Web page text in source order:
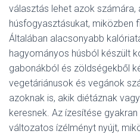
választás lehet azok
húsfogyasztásukat, miközben
Általában alacsonyabb
hagyományos húsból készült
gabonákból és zöldségekből
vegetáriánusok és vegánok
azoknak is, akik diétáznak
keresnek. Az ízesítése
változatos ízélményt nyújt,